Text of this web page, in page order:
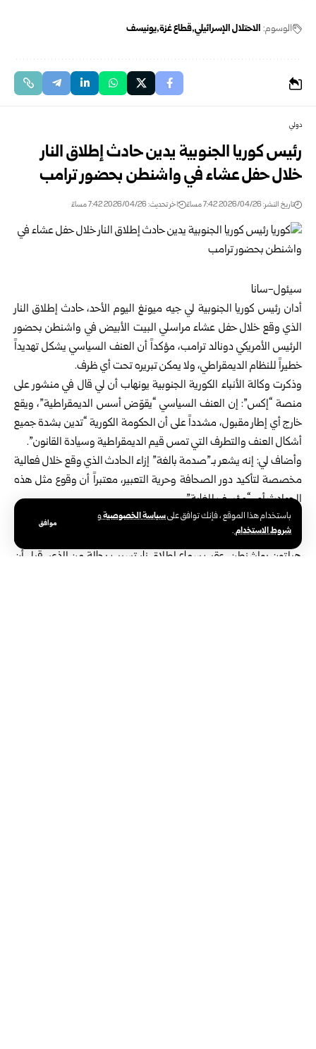
باستخدام هذا الموقع ، فإنك توافق علىسياسة الخصوصيةو
شروط الاستخدام.
موافق
الوسوم: الاحتلال الإسرائيلي قطاع غزة يونيسف
دولي
رئيس كوريا الجنوبية يدين حادث إطلاق النار
خلال حفل عشاء في واشنطن بحضور ترامب
تاريخ النشر: 2026/04/26 7:42 مساءً اخر تحديث: 2026/04/26 7:42 مساءً
سيئول-سانا
أدان رئيس كوريا الجنوبية لي جيه ميونغ اليوم الأحد، حادث إطلاق النار
الذي وقع خلال حفل عشاء مراسلي البيت الأبيض في واشنطن بحضور
الرئيس الأمريكي دونالد ترامب، مؤكداً أن العنف السياسي يشكل تهديداً
خطيراً للنظام الديمقراطي، ولا يمكن تبريره تحت أي ظرف.
وذكرت وكالة الأنباء الكورية الجنوبية يونهاب أن لي قال في منشور على
منصة “إكس”: إن العنف السياسي “يقوّض أسس الديمقراطية”، ويقع
خارج أي إطار مقبول، مشدداً على أن الحكومة الكورية “تدين بشدة جميع
أشكال العنف والتطرف التي تمس قيم الديمقراطية وسيادة القانون”.
وأضاف لي: إنه يشعر بـ”صدمة بالغة” إزاء الحادث الذي وقع خلال فعالية
مخصصة لتأكيد دور الصحافة وحرية التعبير، معتبراً أن وقوع مثل هذه
الحوادث أمر “مؤسف للغاية”.
وكان الرئيس الأمريكي دونالد ترامب وعدد من كبار المسؤولين قد أُجلوا
مساء أمس من حفل عشاء مراسلي البيت الأبيض السنوي في فندق
هيلتون بواشنطن، عقب سماع إطلاق نار تسبب بحالة من الذعر، قبل أن